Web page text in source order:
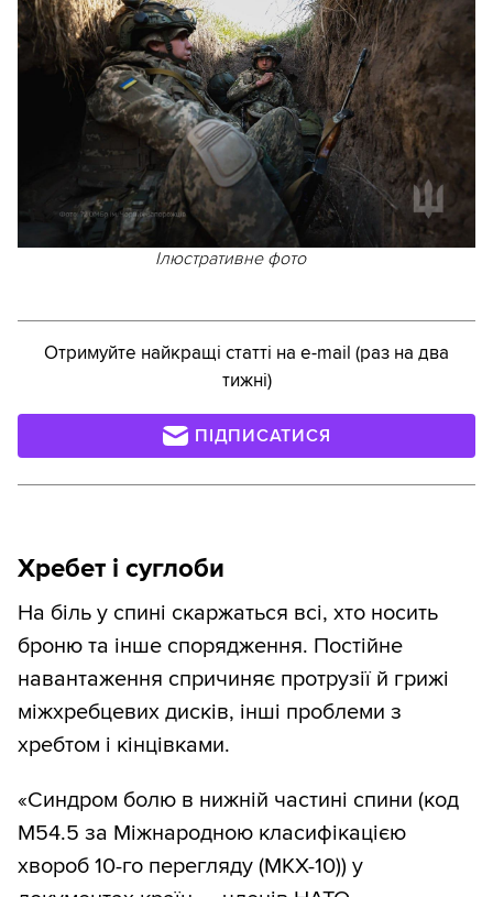
Ілюстративне фото
Отримуйте найкращі статті на e-mail (раз на два
тижні)
ПІДПИСАТИСЯ
Хребет і суглоби
На біль у спині скаржаться всі, хто носить
броню та інше спорядження. Постійне
навантаження спричиняє протрузії й грижі
міжхребцевих дисків, інші проблеми з
хребтом і кінцівками.
«Синдром болю в нижній частині спини (код
М54.5 за Міжнародною класифікацією
хвороб 10-го перегляду (МКХ-10)) у